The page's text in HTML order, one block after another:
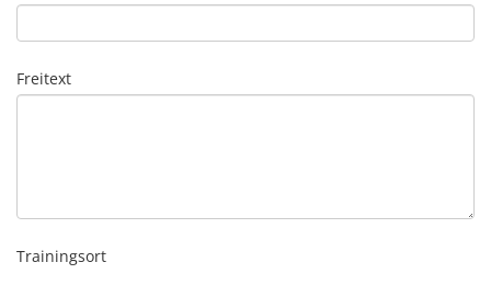
Freitext
Trainingsort